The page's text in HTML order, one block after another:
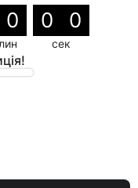
0 0 0
сек